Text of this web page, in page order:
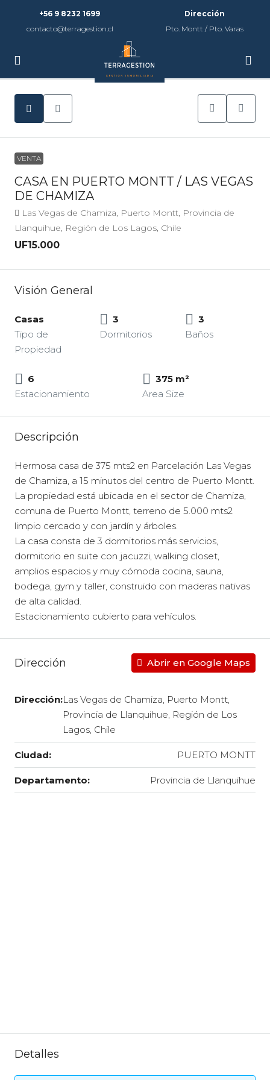
+56 9 8232 1699
contacto@terragestion.cl
Dirección
Pto. Montt / Pto. Varas
VENTA
CASA EN PUERTO MONTT / LAS VEGAS
DE CHAMIZA
Las Vegas de Chamiza, Puerto Montt, Provincia de
Llanquihue, Región de Los Lagos, Chile
UF15.000
Visión General
Casas
Tipo de
Propiedad
3
Dormitorios
3
Baños
6
Estacionamiento
375 m²
Area Size
Descripción
Hermosa casa de 375 mts2 en Parcelación Las Vegas
de Chamiza, a 15 minutos del centro de Puerto Montt.
La propiedad está ubicada en el sector de Chamiza,
comuna de Puerto Montt, terreno de 5.000 mts2
limpio cercado y con jardín y árboles.
La casa consta de 3 dormitorios más servicios,
dormitorio en suite con jacuzzi, walking closet,
amplios espacios y muy cómoda cocina, sauna,
bodega, gym y taller, construido con maderas nativas
de alta calidad.
Estacionamiento cubierto para vehículos.
Dirección Abrir en Google Maps
Dirección:Las Vegas de Chamiza, Puerto Montt,
Provincia de Llanquihue, Región de Los
Lagos, Chile
Ciudad: PUERTO MONTT
Departamento: Provincia de Llanquihue
Detalles